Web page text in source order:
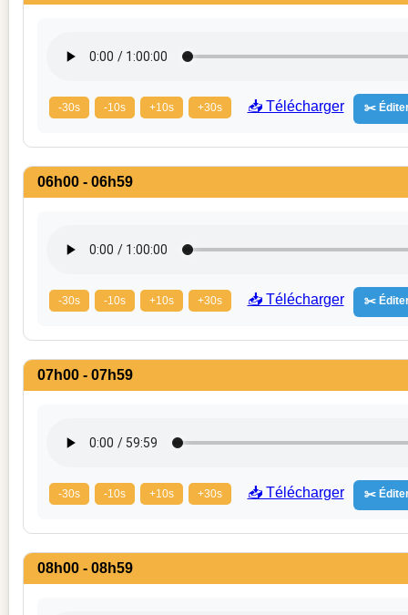
-30s -10s +10s +30s 📥 Télécharger ✂️
06h00 - 06h59
-30s -10s +10s +30s 📥 Télécharger ✂️
07h00 - 07h59
-30s -10s +10s +30s 📥 Télécharger ✂️
08h00 - 08h59